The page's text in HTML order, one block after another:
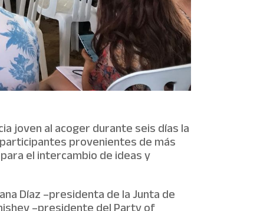
joven al acoger durante seis días la
provenientes de más
el intercambio de ideas y
Díaz –presidenta de la Junta de